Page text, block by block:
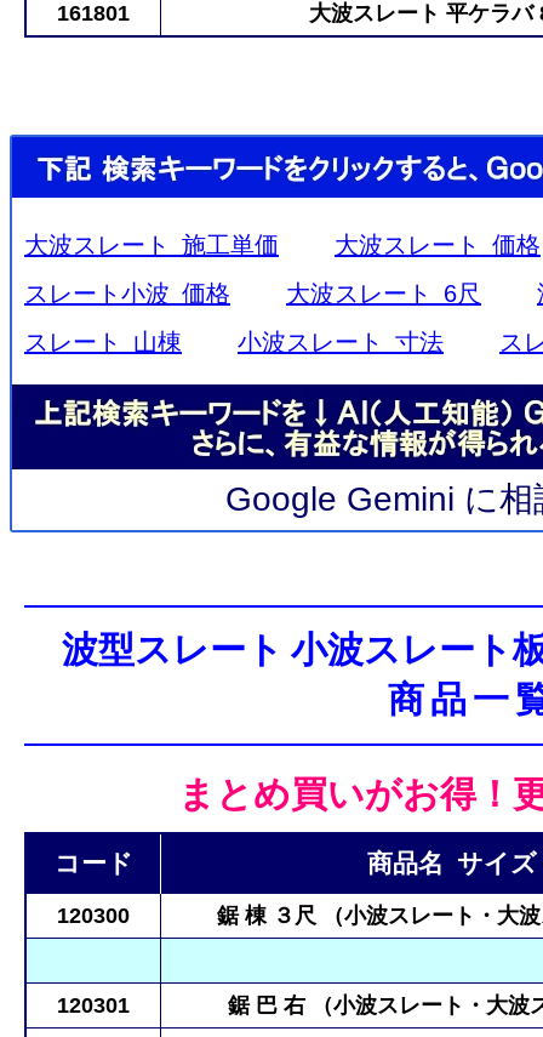
161801
大波スレート 平ケラバ
大波スレート 施工単価
大波スレート 価格
スレート小波 価格
大波スレート 6尺
スレート 山棟
小波スレート 寸法 ス
Google Gemini に
波型スレート 小波スレート
商品一
まとめ買いがお得！
コード 商品名 サイズ
120300 鋸 棟 ３尺 （小波スレート・大
120301
鋸 巴 右 （小波スレート・大波